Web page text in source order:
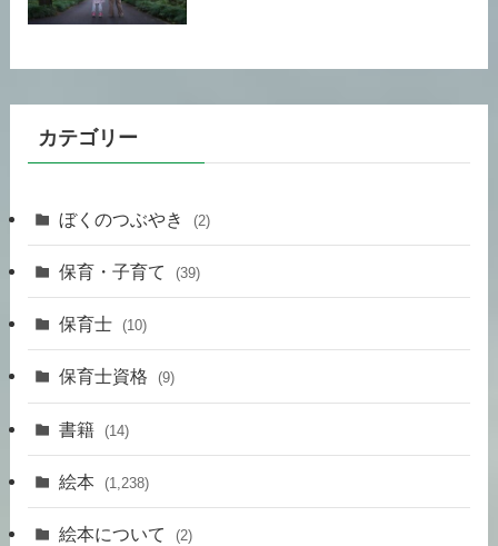
カテゴリー
ぼくのつぶやき (2)
保育・子育て (39)
保育士 (10)
保育士資格 (9)
書籍 (14)
絵本 (1,238)
絵本について (2)